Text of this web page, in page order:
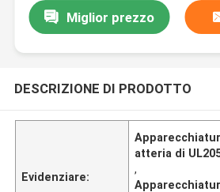
Miglior prezzo
DESCRIZIONE DI PRODOTTO
Evidenziare:
atteria di
,